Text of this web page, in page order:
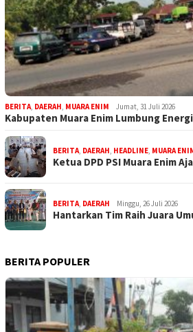
BERITA DAERAH MUARA ENIM Jumat, 31 Juli 2026
Kabupaten Muara Enim Lumbung
BERITA DAERAH HEADLINE MUARA
Ketua DPD PSI Muara Enim
BERITA DAERAH Minggu, 26 Juli 2026
Hantarkan Tim Raih Juara
BERITA POPULER